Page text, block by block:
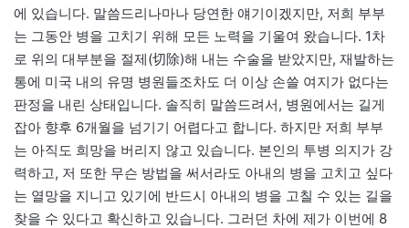
에 있습니다. 말씀드리나마나 당연한 얘기이겠지만, 저희 부부
는 그동안 병을 고치기 위해 모든 노력을 기울여 왔습니다. 1차
로 위의 대부분을 절제(切除)해 내는 수술을 받았지만, 재발하는
통에 미국 내의 유명 병원들조차도 더 이상 손쓸 여지가 없다는
판정을 내린 상태입니다. 솔직히 말씀드려서, 병원에서는 길게
잡아 향후 6개월을 넘기기 어렵다고 합니다. 하지만 저희 부부
는 아직도 희망을 버리지 않고 있습니다. 본인의 투병 의지가 강
력하고, 저 또한 무슨 방법을 써서라도 아내의 병을 고치고 싶다
는 열망을 지니고 있기에 반드시 아내의 병을 고칠 수 있는 길을
찾을 수 있다고 확신하고 있습니다. 그러던 차에 제가 이번에 8